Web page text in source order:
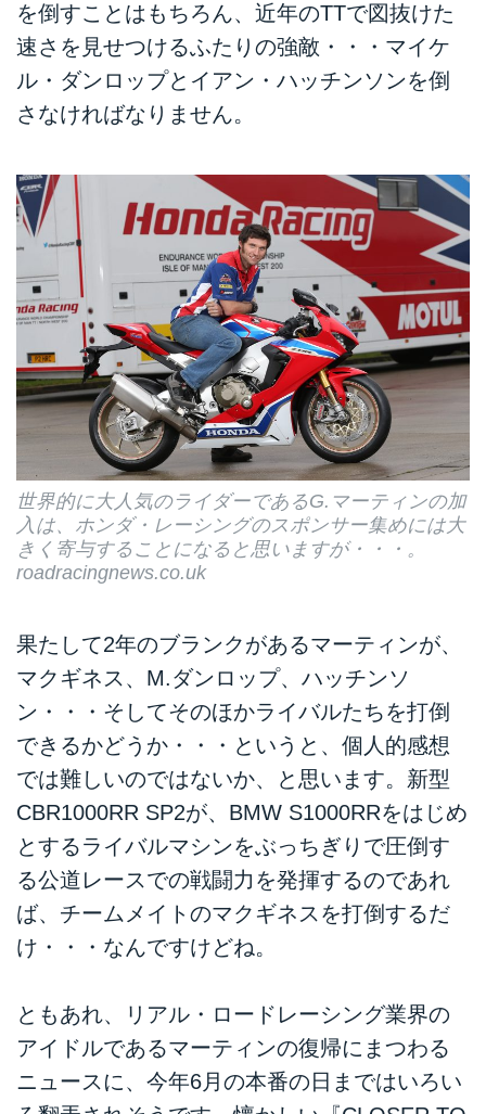
を倒すことはもちろん、近年のTTで図抜けた
速さを見せつけるふたりの強敵・・・マイケ
ル・ダンロップとイアン・ハッチンソンを倒
さなければなりません。
世界的に大人気のライダーであるG.マーティンの加
入は、ホンダ・レーシングのスポンサー集めには大
きく寄与することになると思いますが・・・。
roadracingnews.co.uk
果たして2年のブランクがあるマーティンが、
マクギネス、M.ダンロップ、ハッチンソ
ン・・・そしてそのほかライバルたちを打倒
できるかどうか・・・というと、個人的感想
では難しいのではないか、と思います。新型
CBR1000RR SP2が、BMW S1000RRをはじめ
とするライバルマシンをぶっちぎりで圧倒す
る公道レースでの戦闘力を発揮するのであれ
ば、チームメイトのマクギネスを打倒するだ
け・・・なんですけどね。
ともあれ、リアル・ロードレーシング業界の
アイドルであるマーティンの復帰にまつわる
ニュースに、今年6月の本番の日まではいろい